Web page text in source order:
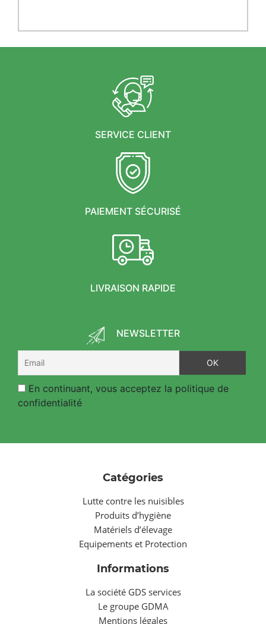
SERVICE CLIENT
PAIEMENT SÉCURISÉ
LIVRAISON RAPIDE
NEWSLETTER
En continuant, vous acceptez la politique de
confidentialité
Catégories
Lutte contre les nuisibles
Produits d’hygiène
Matériels d’élevage
Equipements et Protection
Informations
La société GDS services
Le groupe GDMA
Mentions légales